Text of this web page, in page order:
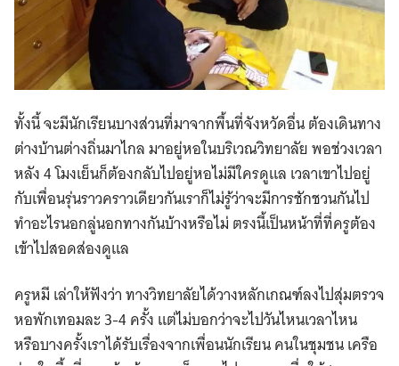
ทั้งนี้ จะมีนักเรียนบางส่วนที่มาจากพื้นที่จังหวัดอื่น ต้องเดินทาง
ต่างบ้านต่างถิ่นมาไกล มาอยู่หอในบริเวณวิทยาลัย พอช่วงเวลา
หลัง 4 โมงเย็นก็ต้องกลับไปอยู่หอไม่มีใครดูแล เวลาเขาไปอยู่
กับเพื่อนรุ่นราวคราวเดียวกันเราก็ไม่รู้ว่าจะมีการชักชวนกันไป
ทำอะไรนอกลู่นอกทางกันบ้างหรือไม่ ตรงนี้เป็นหน้าที่ที่ครูต้อง
เข้าไปสอดส่องดูแล
ครูหมี เล่าให้ฟังว่า ทางวิทยาลัยได้วางหลักเกณฑ์ลงไปสุ่มตรวจ
หอพักเทอมละ 3-4 ครั้ง แต่ไม่บอกว่าจะไปวันไหนเวลาไหน
หรือบางครั้งเราได้รับเรื่องจากเพื่อนนักเรียน คนในชุมชน เครือ